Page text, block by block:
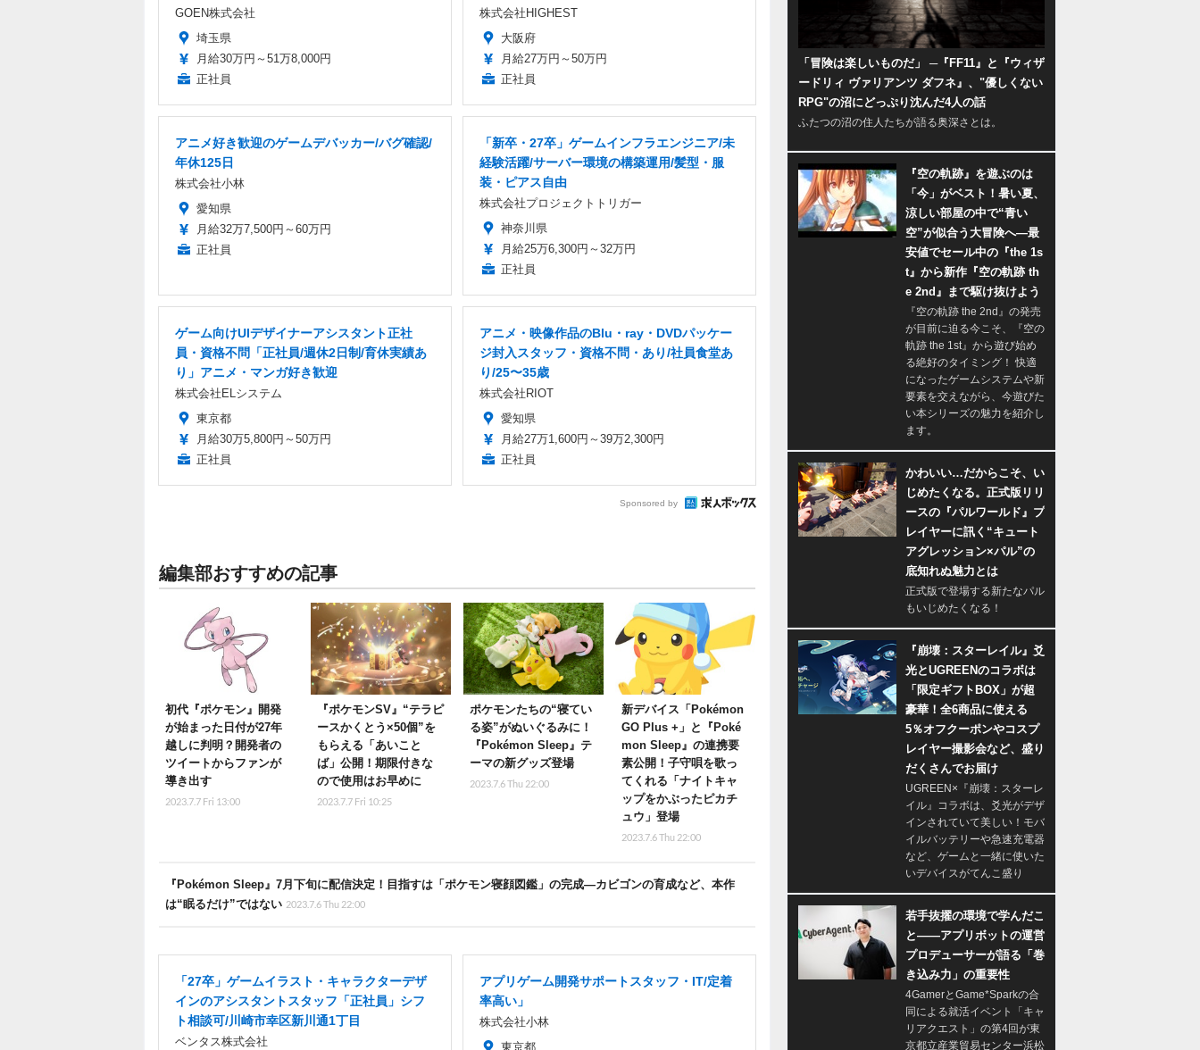
GOEN株式会社
埼玉県
月給30万円～51万8,000円
正社員
株式会社HIGHEST
大阪府
月給27万円～50万円
正社員
アニメ好き歓迎のゲームデバッカー/バグ確認/
年休125日
株式会社小林
愛知県
月給32万7,500円～60万円
正社員
「新卒・27卒」ゲームインフラエンジニア/未
経験活躍/サーバー環境の構築運用/髪型・服
装・ピアス自由
株式会社プロジェクトトリガー
神奈川県
月給25万6,300円～32万円
正社員
ゲーム向けUIデザイナーアシスタント正社
員・資格不問「正社員/週休2日制/育休実績あ
り」アニメ・マンガ好き歓迎
株式会社ELシステム
東京都
月給30万5,800円～50万円
正社員
アニメ・映像作品のBlu・ray・DVDパッケー
ジ封入スタッフ・資格不問・あり/社員食堂あ
り/25〜35歳
株式会社RIOT
愛知県
月給27万1,600円～39万2,300円
正社員
Sponsored by
編集部おすすめの記事
初代『ポケモン』開発
が始まった日付が27年
越しに判明？開発者の
ツイートからファンが
導き出す
2023.7.7 Fri 13:00
『ポケモンSV』“テラピ
ースかくとう×50個”を
もらえる「あいこと
ば」公開！期限付きな
ので使用はお早めに
2023.7.7 Fri 10:25
ポケモンたちの“寝てい
る姿”がぬいぐるみに！
『Pokémon Sleep』テ
ーマの新グッズ登場
2023.7.6 Thu 22:00
新デバイス「Pokémon
GO Plus +」と『Poké
mon Sleep』の連携要
素公開！子守唄を歌っ
てくれる「ナイトキャ
ップをかぶったピカチ
ュウ」登場
2023.7.6 Thu 22:00
『Pokémon Sleep』7月下旬に配信決定！目指すは「ポケモン寝顔図鑑」の完成―カビゴンの育成など、本作
は“眠るだけ”ではない 2023.7.6 Thu 22:00
「27卒」ゲームイラスト・キャラクターデザ
インのアシスタントスタッフ「正社員」シフ
ト相談可/川崎市幸区新川通1丁目
ベンタス株式会社
アプリゲーム開発サポートスタッフ・IT/定着
率高い」
株式会社小林
東京都
「冒険は楽しいものだ」 ─『FF11』と『ウィザ
ードリィ ヴァリアンツ ダフネ』、"優しくない
RPG"の沼にどっぷり沈んだ4人の話
ふたつの沼の住人たちが語る奥深さとは。
『空の軌跡』を遊ぶのは
「今」がベスト！暑い夏、
涼しい部屋の中で“青い
空”が似合う大冒険へ―最
安値でセール中の『the 1s
t』から新作『空の軌跡 th
e 2nd』まで駆け抜けよう
『空の軌跡 the 2nd』の発売
が目前に迫る今こそ、『空の
軌跡 the 1st』から遊び始め
る絶好のタイミング！ 快適
になったゲームシステムや新
要素を交えながら、今遊びた
い本シリーズの魅力を紹介し
ます。
かわいい…だからこそ、い
じめたくなる。正式版リリ
ースの『パルワールド』プ
レイヤーに訊く“キュート
アグレッション×パル”の
底知れぬ魅力とは
正式版で登場する新たなパル
もいじめたくなる！
『崩壊：スターレイル』爻
光とUGREENのコラボは
「限定ギフトBOX」が超
豪華！全6商品に使える
5％オフクーポンやコスプ
レイヤー撮影会など、盛り
だくさんでお届け
UGREEN×『崩壊：スターレ
イル』コラボは、爻光がデザ
インされていて美しい！モバ
イルバッテリーや急速充電器
など、ゲームと一緒に使いた
いデバイスがてんこ盛り
若手抜擢の環境で学んだこ
と――アプリボットの運営
プロデューサーが語る「巻
き込み力」の重要性
4GamerとGame*Sparkの合
同による就活イベント「キャ
リアクエスト」の第4回が東
京都立産業貿易センター浜松